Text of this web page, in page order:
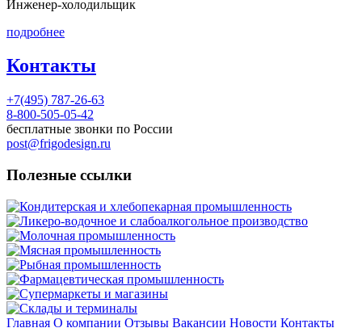
Инженер-холодильщик
подробнее
Контакты
+7(495) 787-26-63
8-800-505-05-42
бесплатные звонки по России
post@frigodesign.ru
Полезные ссылки
Кондитерская и хлебопекарная промышленность
Ликеро-водочное и слабоалкогольное производство
Молочная промышленность
Мясная промышленность
Рыбная промышленность
Фармацевтическая промышленность
Супермаркеты и магазины
Склады и терминалы
Главная О компании Отзывы Вакансии Новости Контакты